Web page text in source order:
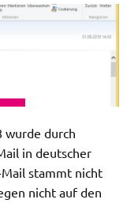
wurde durch
in deutscher
stammt nicht
nicht auf den